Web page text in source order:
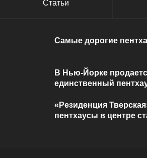
Статьи
Самые дорогие
В Нью-Йорке
единственный
«Резиденция
пентхаусы в центре